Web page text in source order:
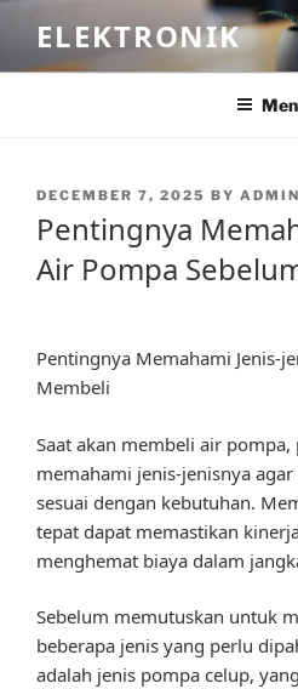
content
ELEKTRONIK
POSTED
DECEMBER 7, 2025 BY ADMIN
Pentingnya
Air Pompa
Pentingnya Memahami Jenis-
Membeli
Saat akan membeli air
memahami jenis-jenisnya
sesuai dengan kebutuhan.
tepat dapat memastikan
menghemat biaya dalam
Sebelum memutuskan untuk
beberapa jenis yang perlu
adalah jenis pompa celup,